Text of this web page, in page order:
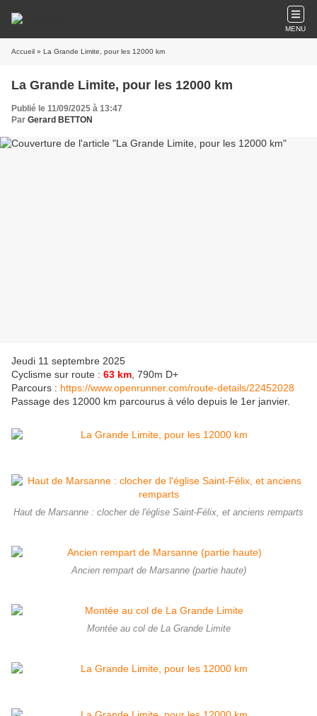
MENU
Accueil » La Grande Limite, pour les 12000 km
La Grande Limite, pour les 12000 km
Publié le 11/09/2025 à 13:47
Par Gerard BETTON
Jeudi 11 septembre 2025
Cyclisme sur route : 63 km , 790m D+
Parcours : https://www.openrunner.com/route-details/22452028
Passage des 12000 km parcourus à vélo depuis le 1er janvier.
Haut de Marsanne : clocher de l'église Saint-Félix, et anciens remparts
Ancien rempart de Marsanne (partie haute)
Montée au col de La Grande Limite